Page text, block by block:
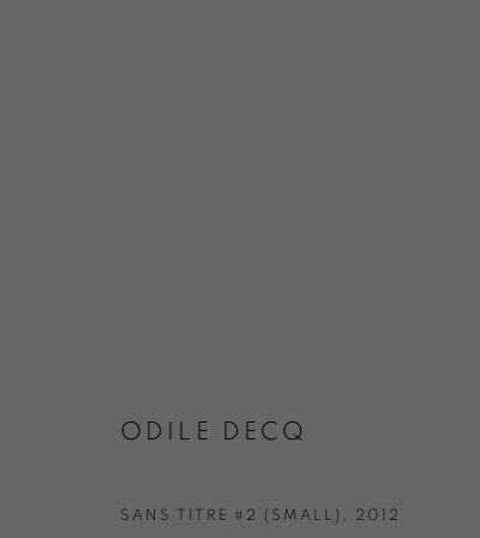
ODILE DECQ
SANS TITRE #2 (SMALL) , 2012